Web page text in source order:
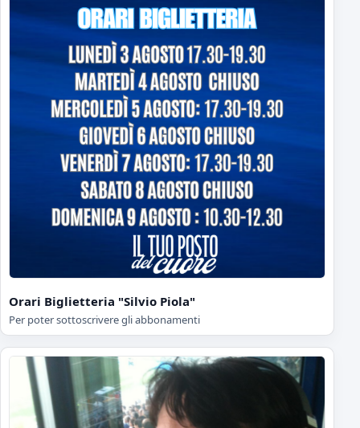
Orari Biglietteria "Silvio Piola"
Per poter sottoscrivere gli abbonamenti